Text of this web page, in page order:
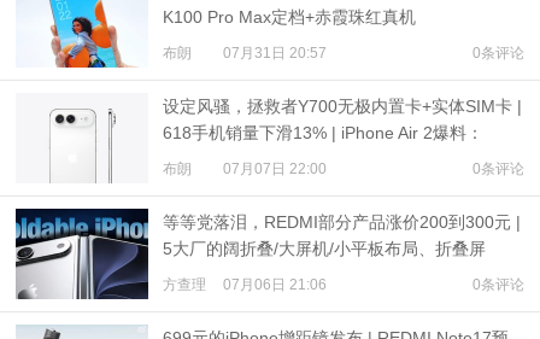
K100 Pro Max定档+赤霞珠红真机
布朗 07月31日 20:57 0条评论
设定风骚，拯救者Y700无极内置卡+实体SIM卡 |
618手机销量下滑13% | iPhone Air 2爆料：
3500mAh电池
布朗 07月07日 22:00 0条评论
等等党落泪，REDMI部分产品涨价200到300元 |
5大厂的阔折叠/大屏机/小平板布局、折叠屏
iPhone爆料
方查理 07月06日 21:06 0条评论